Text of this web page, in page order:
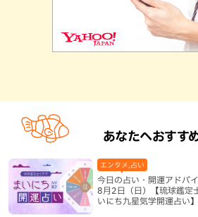
あなたへおすす
今日の占い・開運アドバ
8月2日（日）【琉球鑑定
いにち九星気学開運占い】
エンタメ,占い